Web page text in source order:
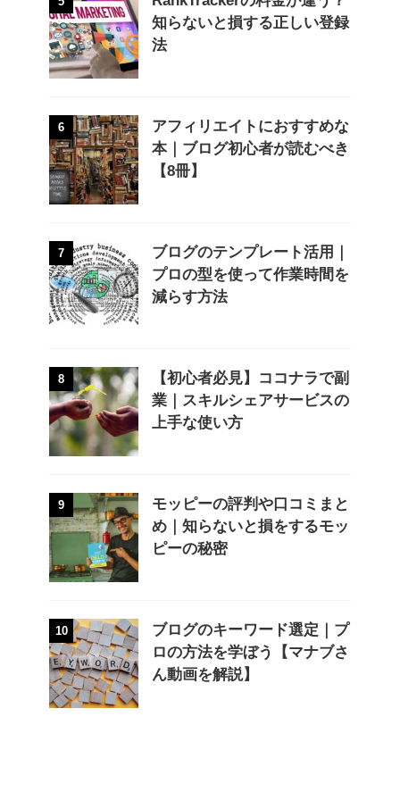
知らないと損する正しい登録
法
6
アフィリエイトにおすすめな
本｜ブログ初心者が読むべき
【8冊】
7
ブログのテンプレート活用｜
プロの型を使って作業時間を
減らす方法
8
【初心者必見】ココナラで副
業｜スキルシェアサービスの
上手な使い方
9
モッピーの評判や口コミまと
め｜知らないと損をするモッ
ピーの秘密
10
ブログのキーワード選定｜プ
ロの方法を学ぼう【マナブさ
ん動画を解説】